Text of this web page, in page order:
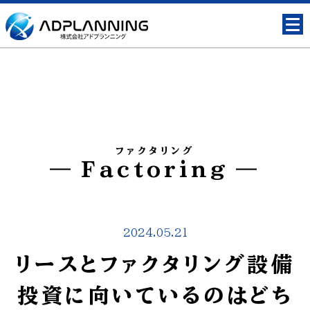
ファクタリング
Factoring
2024.05.21
リースとファクタリング設備
投資に向いているのはどち